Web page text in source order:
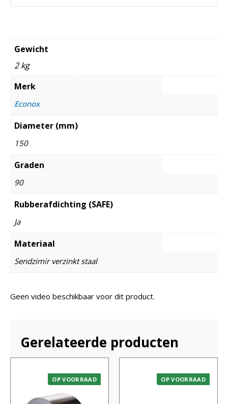
Gewicht
2 kg
Merk
Econox
Diameter (mm)
150
Graden
90
Rubberafdichting (SAFE)
Ja
Materiaal
Sendzimir verzinkt staal
Geen video beschikbaar voor dit product.
Gerelateerde producten
OP VOORRAAD OP VOORRAAD